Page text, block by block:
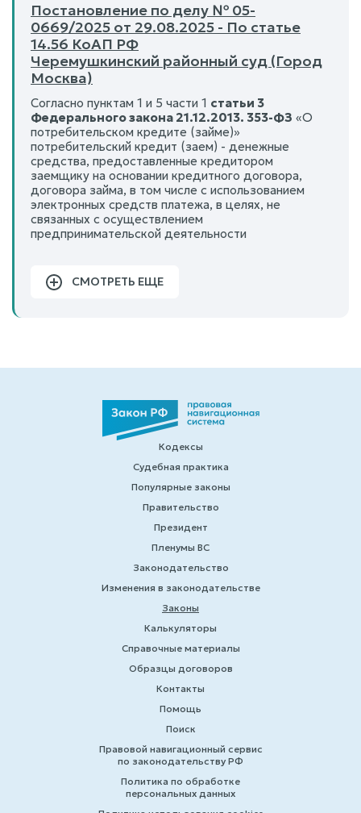
Постановление по делу № 05-
0669/2025 от 29.08.2025 - По статье
14.56 КоАП РФ
Черемушкинский районный суд (Город
Москва)
Согласно пунктам 1 и 5 части 1 статьи 3
Федерального закона 21.12.2013. 353-ФЗ «О
потребительском кредите (займе)»
потребительский кредит (заем) - денежные
средства, предоставленные кредитором
заемщику на основании кредитного договора,
договора займа, в том числе с использованием
электронных средств платежа, в целях, не
связанных с осуществлением
предпринимательской деятельности
СМОТРЕТЬ ЕЩЕ
Кодексы
Судебная практика
Популярные законы
Правительство
Президент
Пленумы ВС
Законодательство
Изменения в законодательстве
Законы
Калькуляторы
Справочные материалы
Образцы договоров
Контакты
Помощь
Поиск
Правовой навигационный сервис
по законодательству РФ
Политика по обработке
персональных данных